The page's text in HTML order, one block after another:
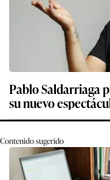
Pablo Saldarriaga
su nuevo
Contenido sugerido